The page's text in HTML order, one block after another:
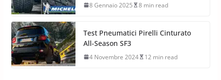
8 Gennaio 2025 8 min read
Test Pneumatici Pirelli Cinturato
All-Season SF3
4 Novembre 2024 12 min read